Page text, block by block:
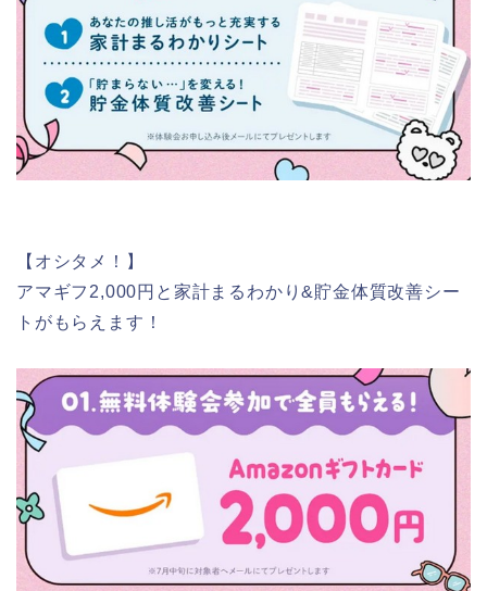
【オシタメ！】
アマギフ2,000円と家計まるわかり&貯金体質改善シー
トがもらえます！